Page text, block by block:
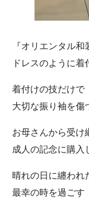
『オリエンタル
ドレスのように
着付けの技だけで
大切な振り袖を傷
お母さんから受け
成人の記念に購入
晴れの日に纏われ
最幸の時を過ごす